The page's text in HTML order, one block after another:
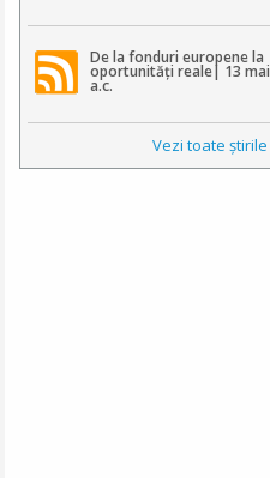
De la fonduri europene la
oportunități reale| 13 mai
a.c.
Vezi toate ştirile